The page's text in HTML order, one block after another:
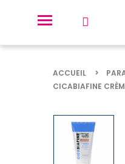
ACCUEIL
CICABIAFINE